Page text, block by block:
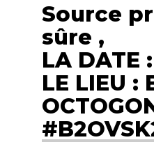
Source
sûre ,
LA DATE
LE LIEU :